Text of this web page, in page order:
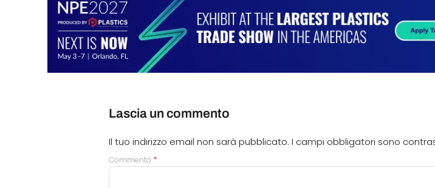
Lascia un commento
Il tuo indirizzo email non sarà pubblicato. I campi obbligatori sono
Commento *